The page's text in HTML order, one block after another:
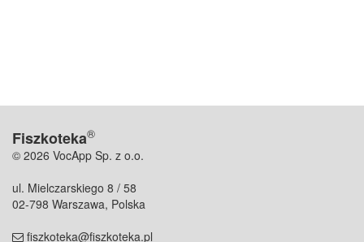
Fiszkoteka®
© 2026 VocApp Sp. z o.o.
ul. Mielczarskiego 8 / 58
02-798 Warszawa, Polska
fiszkoteka@fiszkoteka.pl